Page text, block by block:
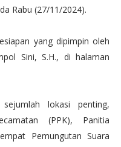
Rabu (27/11/2024).
yang dipimpin oleh
Sini, S.H., di halaman
lokasi penting,
(PPK), Panitia
Pemungutan Suara